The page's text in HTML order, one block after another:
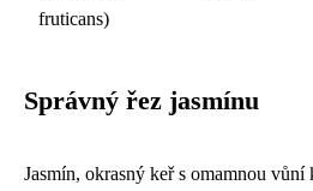
fruticans)
Správný řez jasmínu
Jasmín, okrasný keř s omamnou